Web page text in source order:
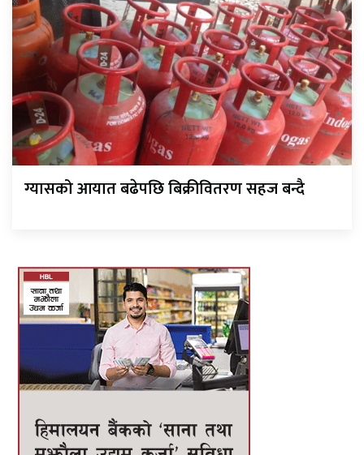
ग्यासको आयात बढेपछि बिक्रीवितरण सहज बन्दै